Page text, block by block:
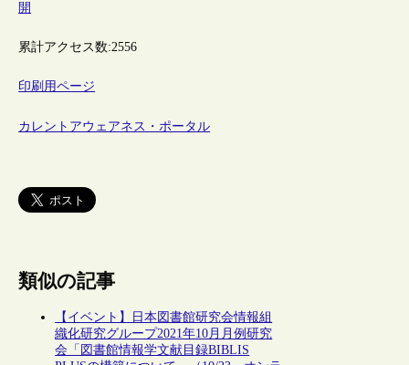
開
累計アクセス数:2556
印刷用ページ
カレントアウェアネス・ポータル
類似の記事
【イベント】日本図書館研究会情報組
織化研究グループ2021年10月月例研究
会「図書館情報学文献目録BIBLIS